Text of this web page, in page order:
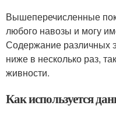
Вышеперечисленные
любого навозы и могу
Содержание различных
ниже в несколько раз,
живности.
Как используется